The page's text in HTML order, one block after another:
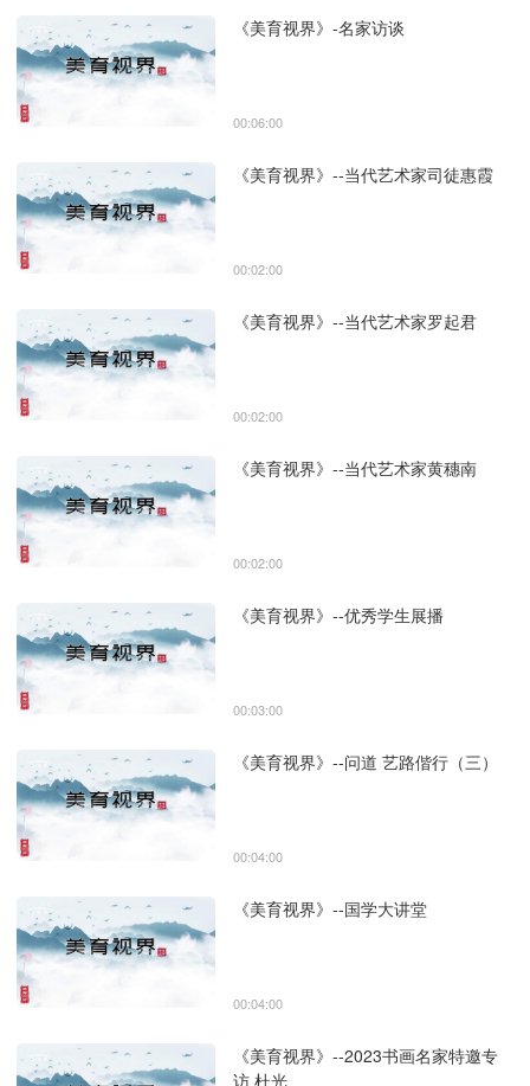
《美育视界》-名家访谈
00:06:00
《美育视界》--当代艺术家司徒惠霞
00:02:00
《美育视界》--当代艺术家罗起君
00:02:00
《美育视界》--当代艺术家黄穗南
00:02:00
《美育视界》--优秀学生展播
00:03:00
《美育视界》--问道 艺路偕行（三）
00:04:00
《美育视界》--国学大讲堂
00:04:00
《美育视界》--2023书画名家特邀专
访 杜光